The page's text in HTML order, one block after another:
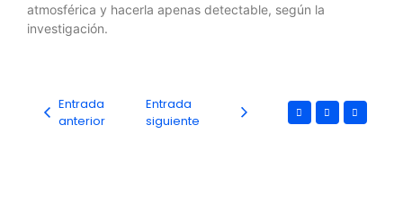
atmosférica y hacerla apenas detectable, según la
investigación.
Entrada
anterior
Entrada
siguiente